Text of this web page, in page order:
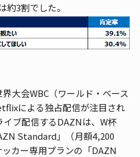
約3割でした。
大会WBC（ワールド・ベース
による独占配信が注目され
イブ配信するDAZNは、W杯
Standard」（月額4,200
カー専用プランの「DAZN